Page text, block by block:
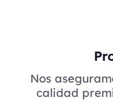
Nos
calidad